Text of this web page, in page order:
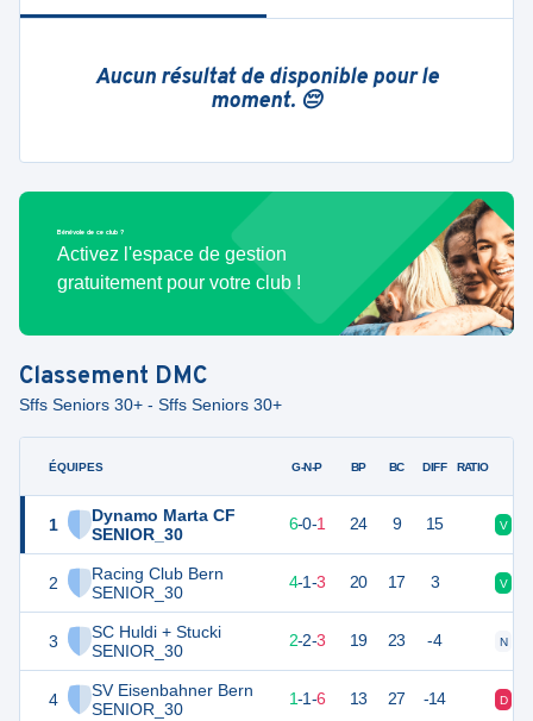
Aucun résultat de disponible pour le
moment. 😔
Bénévole de ce club ?
Activez l'espace de gestion
gratuitement pour votre club !
Classement DMC
Sffs Seniors 30+ - Sffs Seniors 30+
ÉQUIPES
1
Dynamo Marta CF
SENIOR_30
2
Racing Club Bern
SENIOR_30
3
SC Huldi + Stucki
SENIOR_30
4
SV Eisenbahner Bern
SENIOR_30
G-N-P BP BC DIFF RATIO
18 6-0-1 24 9 15 V
13 4-1-3 20 17 3 V
8 2-2-3 19 23 -4 N
4 8 1-1-6 13 27 -14 D